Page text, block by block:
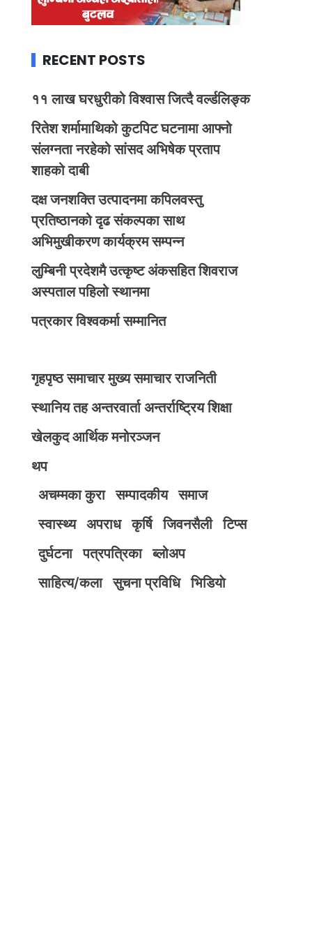
RECENT POSTS
११ लाख घरधुरीको विश्वास जित्दै वर्ल्डलिङ्क
रितेश शर्मामाथिको कुटपिट घटनामा आफ्नो
संलग्नता नरहेको सांसद अभिषेक प्रताप
शाहको दाबी
दक्ष जनशक्ति उत्पादनमा कपिलवस्तु
प्रतिष्ठानको दृढ संकल्पका साथ
अभिमुखीकरण कार्यक्रम सम्पन्न
लुम्बिनी प्रदेशमै उत्कृष्ट अंकसहित शिवराज
अस्पताल पहिलो स्थानमा
पत्रकार विश्वकर्मा सम्मानित
गृहपृष्ठ समाचार मुख्य समाचार राजनिती
स्थानिय तह अन्तरवार्ता अन्तर्राष्ट्रिय शिक्षा
खेलकुद आर्थिक मनोरञ्जन
थप
अचम्मका कुरा
सम्पादकीय
समाज
स्वास्थ्य
अपराध कृर्षि जिवनसैली
टिप्स
दुर्घटना
पत्रपत्रिका
ब्लोअप
साहित्य/कला
सुचना प्रविधि भिडियाे